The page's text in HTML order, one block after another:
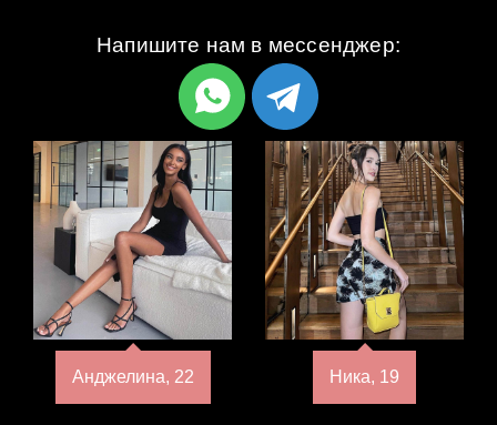
Напишите нам в мессенджер:
Анджелина, 22 Ника, 19